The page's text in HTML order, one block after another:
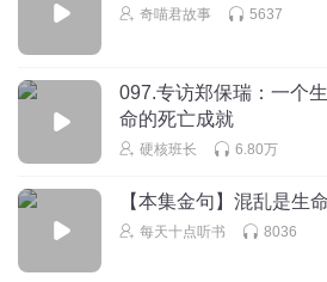
奇喵君故事 5637
097.专访郑保瑞：一个
命的死亡成就
硬核班长 6.80万
【本集金句】混乱是生
每天十点听书 8036